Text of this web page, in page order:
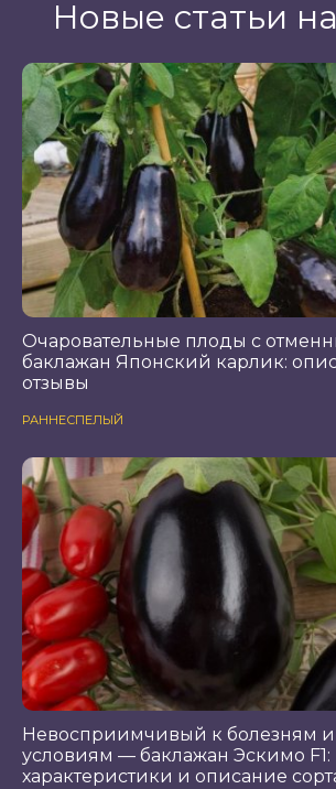
Новые статьи
Очаровательные плоды с
баклажан Японский карлик:
отзывы
РАННЕСПЕЛЫЙ
Невосприимчивый к болезням
условиям — баклажан Эскимо F1:
характеристики и описание